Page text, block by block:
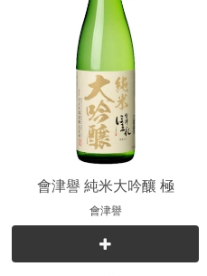
會津譽 純米大吟釀 極
會津譽